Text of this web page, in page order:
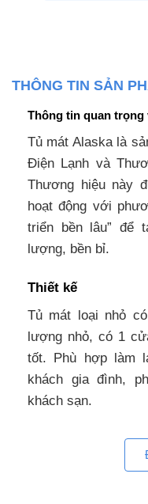
THÔNG TIN SẢN
Thông tin quan trọng
Tủ mát Alaska là
Điện Lạnh và
Thương hiệu này
hoạt động với
triển bền lâu” để
lượng, bền bỉ.
Thiết kế
Tủ mát loại nhỏ
lượng nhỏ, có 1
tốt. Phù hợp làm
khách gia đình,
khách sạn.
Tủ lạnh đứng
ngăn có nhiều